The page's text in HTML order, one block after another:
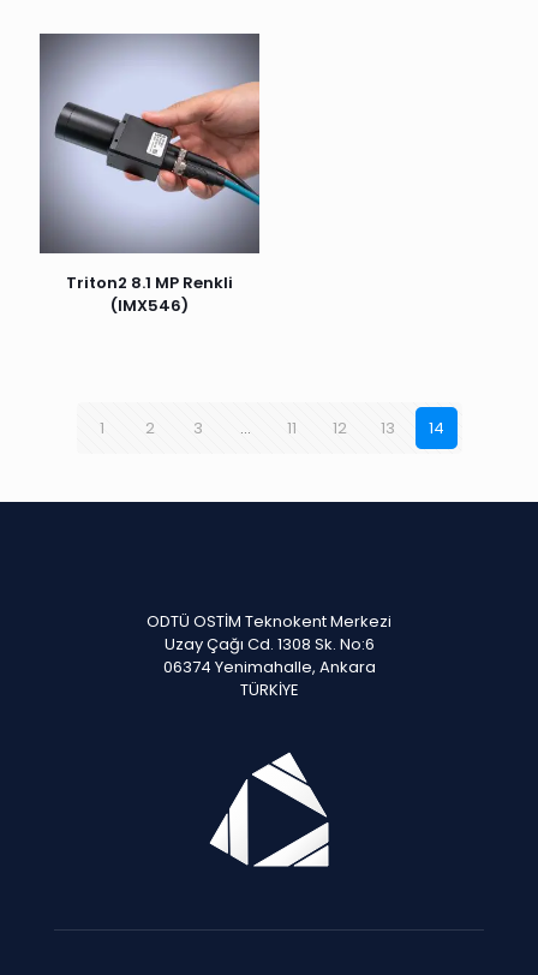
Triton2 8.1 MP Renkli
(IMX546)
1 2 3 … 11 12 13 14
ODTÜ OSTİM Teknokent Merkezi
Uzay Çağı Cd. 1308 Sk. No:6
06374 Yenimahalle, Ankara
TÜRKİYE